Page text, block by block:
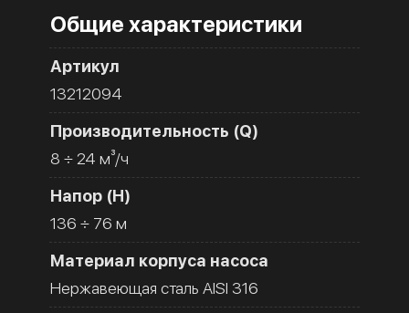
Общие характеристики
Артикул
13212094
Производительность (Q)
8 ÷ 24 м³/ч
Напор (H)
136 ÷ 76 м
Материал корпуса насоса
Нержавеющая сталь AISI 316